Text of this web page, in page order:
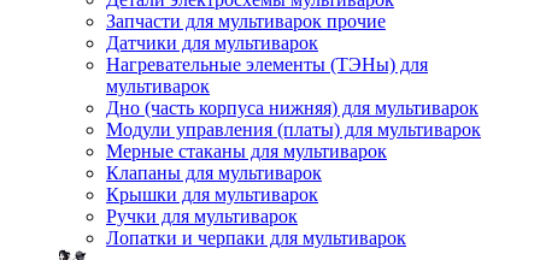
Запчасти для мультиварок прочие
Датчики для мультиварок
Нагревательные элементы (ТЭНы) для
мультиварок
Дно (часть корпуса нижняя) для мультиварок
Модули управления (платы) для мультиварок
Мерные стаканы для мультиварок
Клапаны для мультиварок
Крышки для мультиварок
Ручки для мультиварок
Лопатки и черпаки для мультиварок